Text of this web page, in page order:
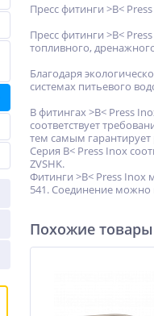
Пресс фитинги >B<
Пресс фитинги >B<
топливного,
Благодаря
системах питьевого
В фитингах >B< Press
соответствует
тем самым
Серия B< Press Inox
ZVSHK.
Фитинги >B< Press Inox
541. Соединение можно
Похожие товары